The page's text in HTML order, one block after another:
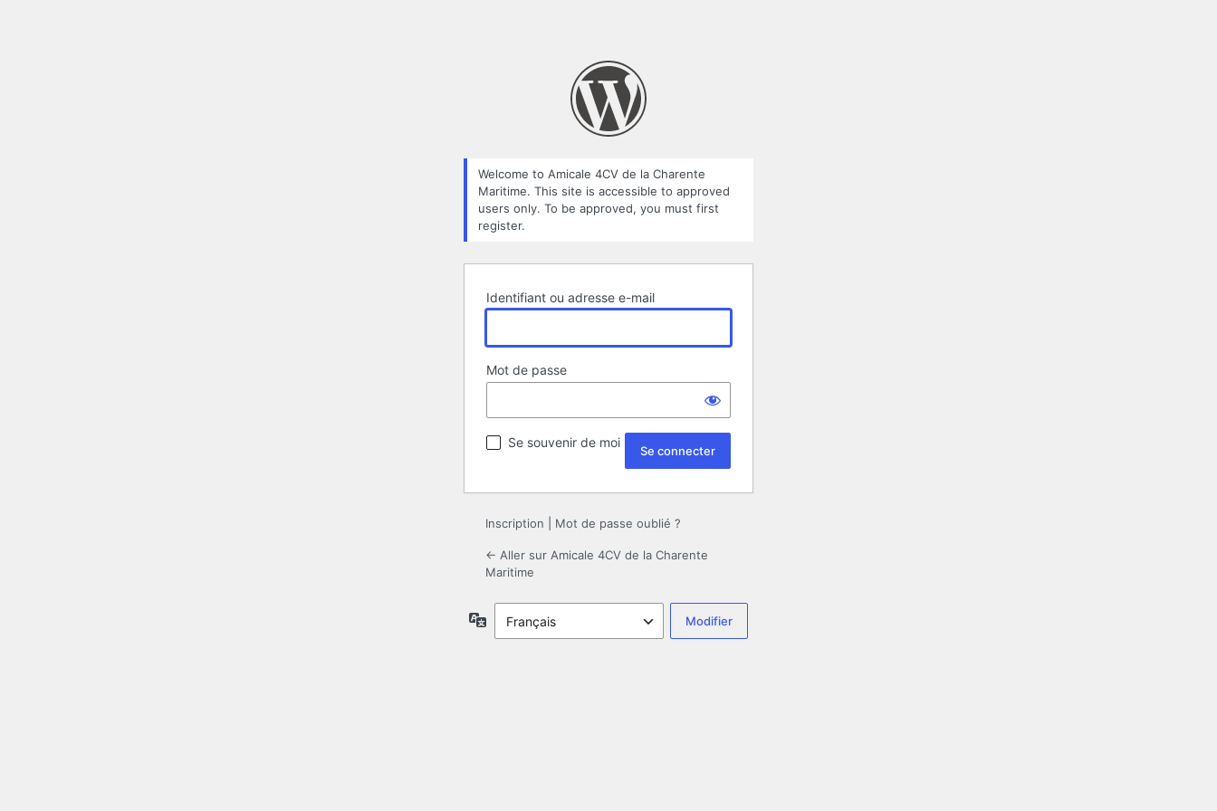
Welcome to Amicale 4CV de la Charente
Maritime. This site is accessible to approved
users only. To be approved, you must first
register.
Identifiant ou adresse e-mail
Mot de passe
Se souvenir de moi
Inscription Mot de passe oublié ?
← Aller sur Amicale 4CV de la Charente
Maritime
Langue